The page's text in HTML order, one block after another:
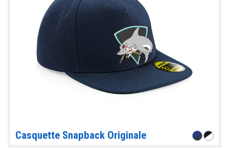
Casquette Snapback Originale